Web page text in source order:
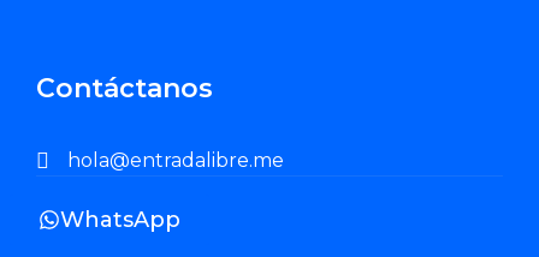
Contáctanos
hola@entradalibre.me
WhatsApp